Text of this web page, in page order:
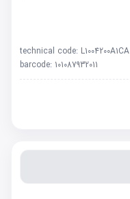
technical code: L1004200A1CA
barcode: 101087932011